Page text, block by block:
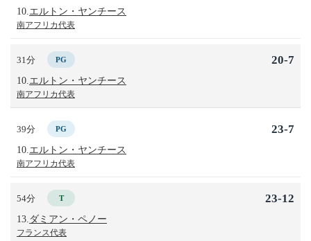
10. エルトン・ヤンチース
南アフリカ代表
31分 PG
10. エルトン・ヤンチース
南アフリカ代表
20-7
39分 PG
10. エルトン・ヤンチース
南アフリカ代表
23-7
54分 T
13. ダミアン・ペノー
フランス代表
23-12